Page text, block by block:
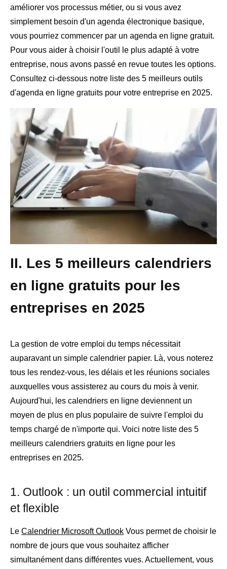
améliorer vos processus métier, ou si vous avez
simplement besoin d'un agenda électronique basique,
vous pourriez commencer par un agenda en ligne gratuit.
Pour vous aider à choisir l'outil le plus adapté à votre
entreprise, nous avons passé en revue toutes les options.
Consultez ci-dessous notre liste des 5 meilleurs outils
d'agenda en ligne gratuits pour votre entreprise en 2025.
II. Les 5 meilleurs calendriers
en ligne gratuits pour les
entreprises en 2025
La gestion de votre emploi du temps nécessitait
auparavant un simple calendrier papier. Là, vous noterez
tous les rendez-vous, les délais et les réunions sociales
auxquelles vous assisterez au cours du mois à venir.
Aujourd'hui, les calendriers en ligne deviennent un
moyen de plus en plus populaire de suivre l'emploi du
temps chargé de n'importe qui. Voici notre liste des 5
meilleurs calendriers gratuits en ligne pour les
entreprises en 2025.
1. Outlook : un outil commercial intuitif
et flexible
Le Calendrier Microsoft Outlook Vous permet de choisir le
nombre de jours que vous souhaitez afficher
simultanément dans différentes vues. Actuellement, vous